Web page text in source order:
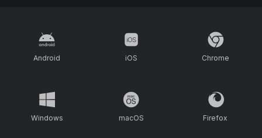
Android iOS Chrome
Windows macOS Firefox